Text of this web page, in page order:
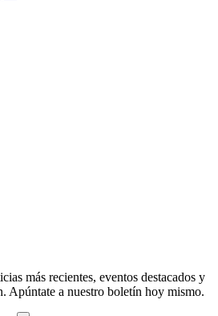
más recientes, eventos destacados y
Apúntate a nuestro boletín hoy mismo.